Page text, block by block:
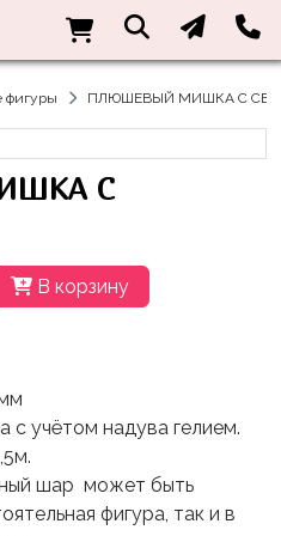
фигуры ПЛЮШЕВЫЙ МИШКА С
С
В корзину
с учётом надува гелием.
шар может быть
фигура, так и в